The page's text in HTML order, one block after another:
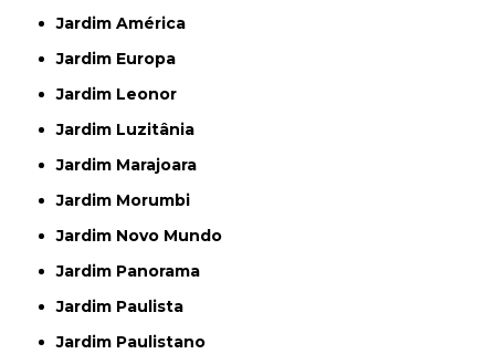
Jardim América
Jardim Europa
Jardim Leonor
Jardim Luzitânia
Jardim Marajoara
Jardim Morumbi
Jardim Novo Mundo
Jardim Panorama
Jardim Paulista
Jardim Paulistano